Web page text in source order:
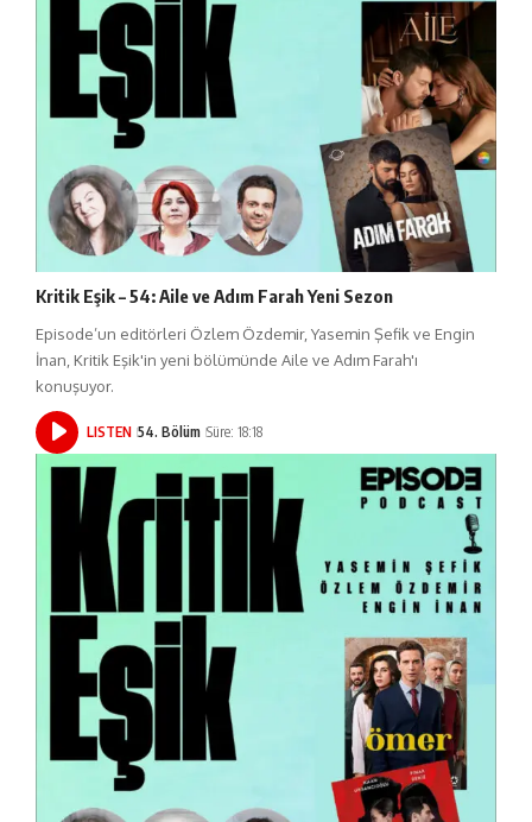
Kritik Eşik – 54: Aile ve Adım Farah Yeni Sezon
Episode’un editörleri Özlem Özdemir, Yasemin Şefik ve Engin
İnan, Kritik Eşik'in yeni bölümünde Aile ve Adım Farah'ı
konuşuyor.
LISTEN 54. Bölüm Süre: 18:18